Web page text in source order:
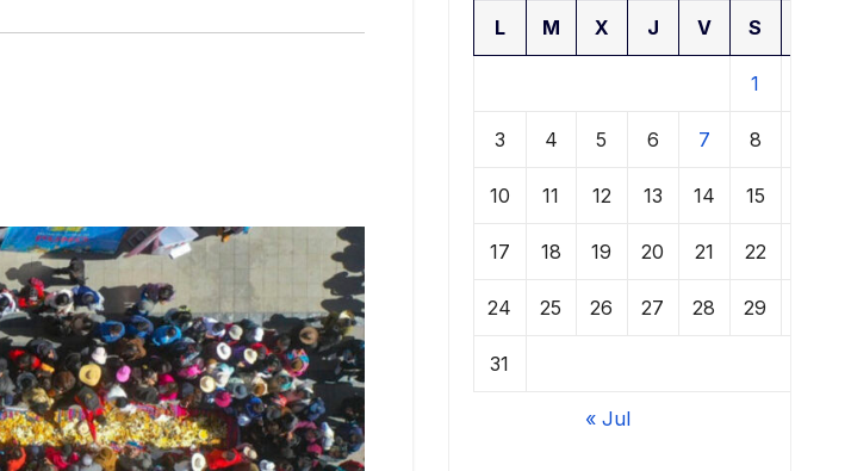
L M X J V S
1
3 4 5 6 7 8
10 11 12 13 14 15
17 18 19 20 21 22
24 25 26 27 28 29
31
« Jul